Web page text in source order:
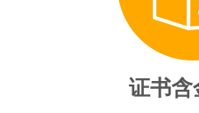
证书含